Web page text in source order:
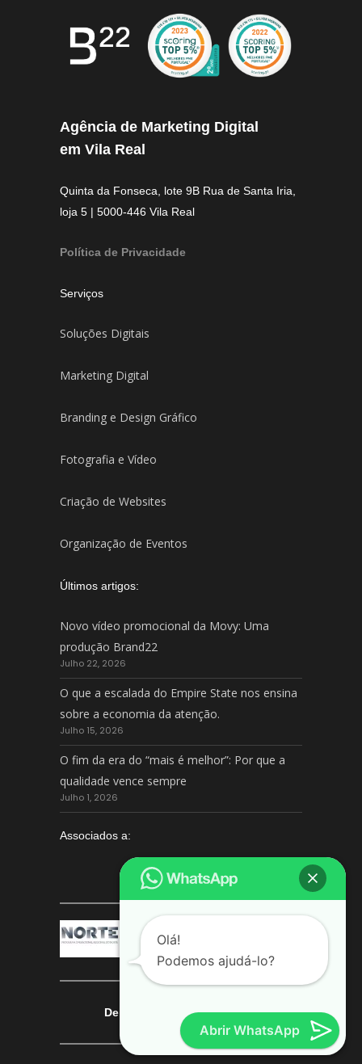
Agência de Marketing Digital
em Vila Real
Quinta da Fonseca, lote 9B Rua de Santa Iria,
loja 5 | 5000-446 Vila Real
Política de Privacidade
Serviços
Soluções Digitais
Marketing Digital
Branding e Design Gráfico
Fotografia e Vídeo
Criação de Websites
Organização de Eventos
Últimos artigos:
Novo vídeo promocional da Movy: Uma
produção Brand22
Julho 22, 2026
O que a escalada do Empire State nos ensina
sobre a economia da atenção.
Julho 15, 2026
O fim da era do “mais é melhor”: Por que a
qualidade vence sempre
Julho 1, 2026
Associados a:
Deixe-nos a sua avaliação
Abrir WhatsApp
Olá!
Podemos ajudá-lo?